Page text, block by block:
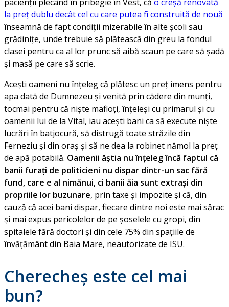
la preț dublu decât cel cu care putea fi construită de nouă
înseamnă de fapt condiții mizerabile în alte școli sau
grădinițe, unde trebuie să plătească din greu la fondul
clasei pentru ca al lor prunc să aibă scaun pe care să șadă
și masă pe care să scrie.
Acești oameni nu înțeleg că plătesc un preț imens pentru
apa dată de Dumnezeu și venită prin cădere din munți,
tocmai pentru că niște mafioți, înțeleși cu primarul și cu
oamenii lui de la Vital, iau acești bani ca să execute niște
lucrări în batjocură, să distrugă toate străzile din
Ferneziu și din oraș și să ne dea la robinet nămol la preț
de apă potabilă. Oamenii ăștia nu înțeleg încă faptul că
banii furați de politicieni nu dispar dintr-un sac fără
fund, care e al nimănui, ci banii ăia sunt extrași din
propriile lor buzunare, prin taxe și impozite și că, din
cauză că acei bani dispar, fiecare dintre noi este mai sărac
și mai expus pericolelor de pe șoselele cu gropi, din
spitalele fără doctori și din cele 75% din spațiile de
învățământ din Baia Mare, neautorizate de ISU.
Cherecheș este cel mai
bun?